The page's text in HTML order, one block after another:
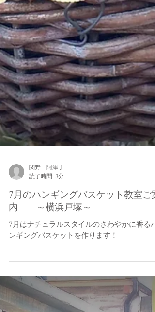
関野 阿津子
7月のハンギングバスケット教室ご案
内 ～横浜戸塚～